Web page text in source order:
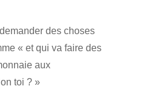
des choses
« et qui va faire des
aux
toi ? »